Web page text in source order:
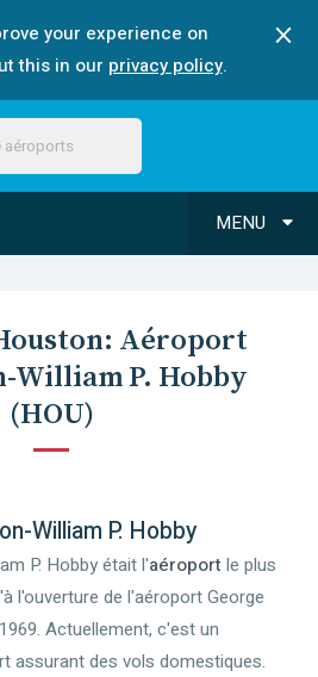
your experience on
this in our privacy policy.
MENU
: Aéroport
William P. Hobby
(HOU)
William P. Hobby
P. Hobby était l'aéroport le plus
l'ouverture de l'aéroport George
Actuellement, c'est un
assurant des vols domestiques.